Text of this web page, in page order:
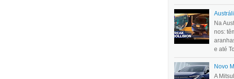
Na
nos:
e até
Novo
A